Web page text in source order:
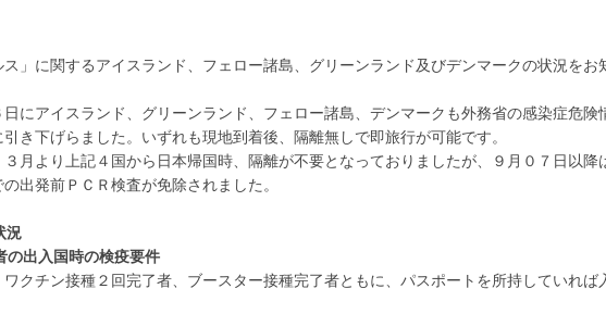
ス」に関するアイスランド、フェロー諸島、グリーンランド及びデンマークの状況をお
日にアイスランド、グリーンランド、フェロー諸島、デンマークも外務省の感染症危険
き下げらました。いずれも現地到着後、隔離無しで即旅行が可能です。
３月より上記４国から日本帰国時、隔離が不要となっておりましたが、９月０７日以降
出発前ＰＣＲ検査が免除されました。
況
出入国時の検疫要件
ワクチン接種２回完了者、ブースター接種完了者ともに、パスポートを所持していれば